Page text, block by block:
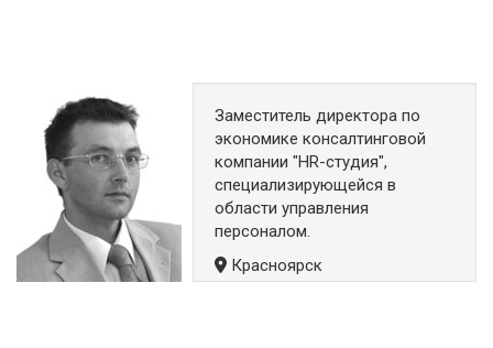
Заместитель директора по
экономике консалтинговой
компании "HR-студия",
специализирующейся в
области управления
персоналом.
Красноярск